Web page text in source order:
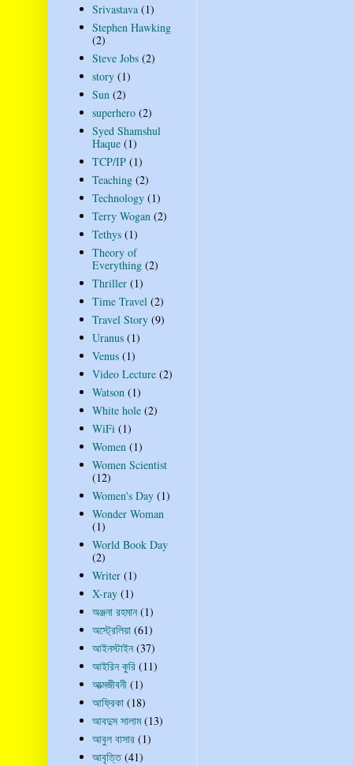
Srivastava (1)
Stephen Hawking
(2)
Steve Jobs (2)
story (1)
Sun (2)
superhero (2)
Syed Shamshul
Haque (1)
TCP/IP (1)
Teaching (2)
Technology (1)
Terry Wogan (2)
Tethys (1)
Theory of
Everything (2)
Thriller (1)
Time Travel (2)
Travel Story (9)
Uranus (1)
Venus (1)
Video Lecture (2)
Watson (1)
White hole (2)
WiFi (1)
Women (1)
Women Scientist
(12)
Women's Day (1)
Wonder Woman
(1)
World Book Day
(2)
Writer (1)
X-ray (1)
অঞ্জনা রহমান (1)
অস্ট্রেলিয়া (61)
আইনস্টাইন (37)
আইরিন কুরি (11)
আত্মজীবনী (1)
আফ্রিকা (18)
আবদুস সালাম (13)
আবুল বাসার (1)
আবৃত্তি (41)